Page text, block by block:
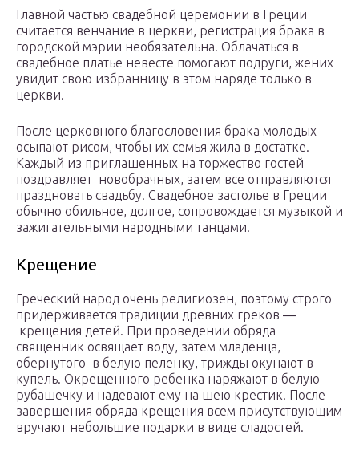
Главной частью свадебной церемонии в Греции
считается венчание в церкви, регистрация брака в
городской мэрии необязательна. Облачаться в
свадебное платье невесте помогают подруги, жених
увидит свою избранницу в этом наряде только в
церкви.
После церковного благословения брака молодых
осыпают рисом, чтобы их семья жила в достатке.
Каждый из приглашенных на торжество гостей
поздравляет новобрачных, затем все отправляются
праздновать свадьбу. Свадебное застолье в Греции
обычно обильное, долгое, сопровождается музыкой и
зажигательными народными танцами.
Крещение
Греческий народ очень религиозен, поэтому строго
придерживается традиции древних греков ―
крещения детей. При проведении обряда
священник освящает воду, затем младенца,
обернутого в белую пеленку, трижды окунают в
купель. Окрещенного ребенка наряжают в белую
рубашечку и надевают ему на шею крестик. После
завершения обряда крещения всем присутствующим
вручают небольшие подарки в виде сладостей.